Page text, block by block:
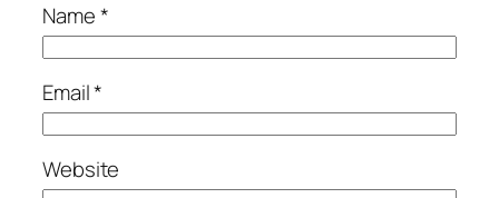
Name*
Email*
Website